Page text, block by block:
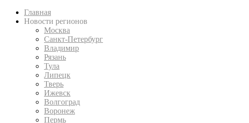
Главная
Новости регионов
Москва
Санкт-Петербург
Владимир
Рязань
Тула
Липецк
Тверь
Ижевск
Волгоград
Воронеж
Пермь